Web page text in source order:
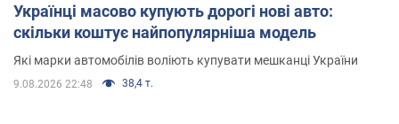
Українці масово купують дорогі нові авто:
скільки коштує найпопулярніша модель
Які марки автомобілів воліють купувати мешканці України
9.08.2026 22:48 38,4 т.